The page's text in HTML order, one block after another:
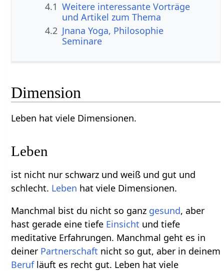
4.1 Weitere interessante Vorträge
und Artikel zum Thema
4.2 Jnana Yoga, Philosophie
Seminare
Dimension
Leben hat viele Dimensionen.
Leben
ist nicht nur schwarz und weiß und gut und
schlecht. Leben hat viele Dimensionen.
Manchmal bist du nicht so ganz gesund, aber
hast gerade eine tiefe Einsicht und tiefe
meditative Erfahrungen. Manchmal geht es in
deiner Partnerschaft nicht so gut, aber in deinem
Berufläuft es recht gut. Leben hat viele